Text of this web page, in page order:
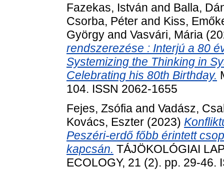
Fazekas, István and Balla,
Csorba, Péter and Kiss,
György and Vasvári, Mária
rendszerezése : Interjú a 80
Systemizing the Thinking in
Celebrating his 80th Birthday.
104. ISSN 2062-1655
Fejes, Zsófia and Vadász,
Kovács, Eszter (2023)
Peszéri-erdő főbb érintett
kapcsán. TÁJÖKOLÓGIAI
ECOLOGY, 21 (2). pp. 29-46.